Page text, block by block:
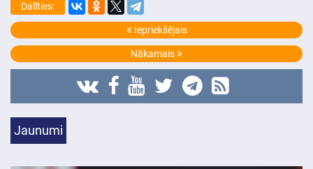
Dalīties:
Iepriekšējais
Nākamais
Jaunumi